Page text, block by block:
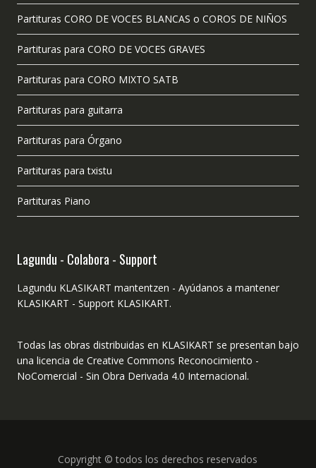
Partituras CORO DE VOCES BLANCAS o COROS DE NIÑOS
Partituras para CORO DE VOCES GRAVES
Partituras para CORO MIXTO SATB
Partituras para guitarra
Partituras para Órgano
Partituras para txistu
Partituras Piano
Lagundu - Colabora - Support
Lagundu KLASIKART mantentzen - Ayúdanos a mantener
KLASIKART - Support KLASIKART.
Todas las obras distribuidas en KLASIKART se presentan bajo
una licencia de Creative Commons Reconocimiento -
NoComercial - Sin Obra Derivada 4.0 Internacional.
Copyright © todos los derechos reservados